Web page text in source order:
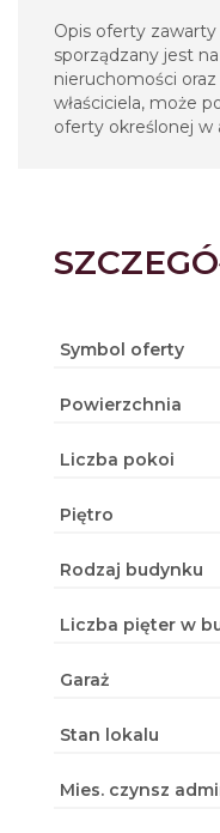
Opis oferty
sporządzany jest
nieruchomości
właściciela, może
oferty określonej w
Symbol oferty
Powierzchnia
Liczba pokoi
Piętro
Rodzaj budynku
Liczba pięter w
Garaż
Stan lokalu
Mies. czynsz